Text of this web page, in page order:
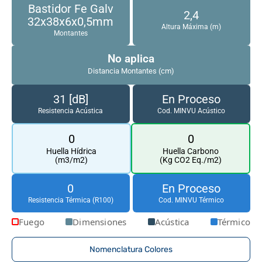
Bastidor Fe Galv
32x38x6x0,5mm
Montantes
2,4
Altura Máxima (m)
No aplica
Distancia Montantes (cm)
31 [dB]
Resistencia Acústica
En Proceso
Cod. MINVU Acústico
0
Huella Hídrica
(m3/m2)
0
Huella Carbono
(Kg CO2 Eq./m2)
0
Resistencia Térmica (R100)
En Proceso
Cod. MINVU Térmico
Fuego Dimensiones Acústica Térmico
Nomenclatura Colores